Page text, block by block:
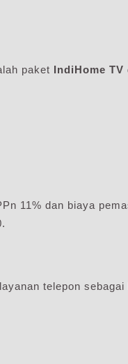
paket IndiHome TV
11% dan biaya
telepon sebagai